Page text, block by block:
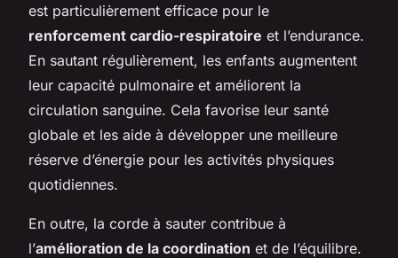
est particulièrement efficace pour le
renforcement cardio-respiratoire et l’endurance.
En sautant régulièrement, les enfants augmentent
leur capacité pulmonaire et améliorent la
circulation sanguine. Cela favorise leur santé
globale et les aide à développer une meilleure
réserve d’énergie pour les activités physiques
quotidiennes.
En outre, la corde à sauter contribue à
l’amélioration de la coordination et de l’équilibre.